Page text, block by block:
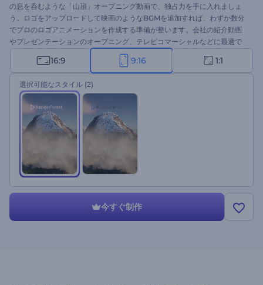
の息を呑むような「山頂」オープニング動画で、独占力を手に入れましょ
う。ロゴをアップロードして映画のようなBGMを追加すれば、わずか数分
でプロのロゴアニメーションを作成する準備が整います。会社の紹介動画
やプレゼンテーションのオープニング、テレビコマーシャルなどに最適で
す。このテンプレートをすぐに無料でお試しください！ "
16:9 9:16 1:1
選択可能なスタイル (2)
今すぐ制作